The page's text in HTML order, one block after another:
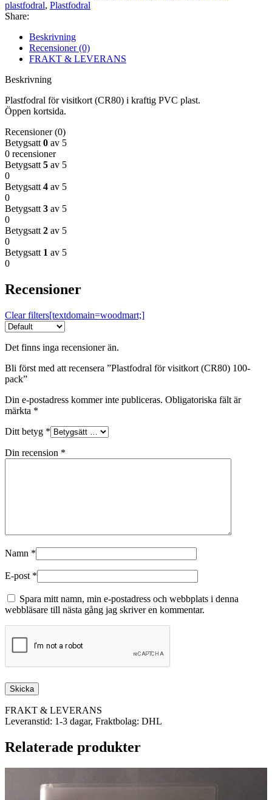
pack
mängd
plastfodral, Plastfodral
Share:
Beskrivning
Recensioner (0)
FRAKT & LEVERANS
Beskrivning
Plastfodral för visitkort (CR80) i kraftig PVC plast.
Öppen kortsida.
Recensioner (0)
Betygsatt 0 av 5
0 recensioner
Betygsatt 5 av 5
0
Betygsatt 4 av 5
0
Betygsatt 3 av 5
0
Betygsatt 2 av 5
0
Betygsatt 1 av 5
0
Recensioner
Clear filters[textdomain=woodmart;]
Det finns inga recensioner än.
Bli först med att recensera ”Plastfodral för visitkort (CR80) 100-
pack”
Din e-postadress kommer inte publiceras. Obligatoriska fält är
märkta *
Ditt betyg *
Din recension *
Namn *
E-post *
Spara mitt namn, min e-postadress och webbplats i denna
webbläsare till nästa gång jag skriver en kommentar.
FRAKT & LEVERANS
Leveranstid: 1-3 dagar, Fraktbolag: DHL
Relaterade produkter